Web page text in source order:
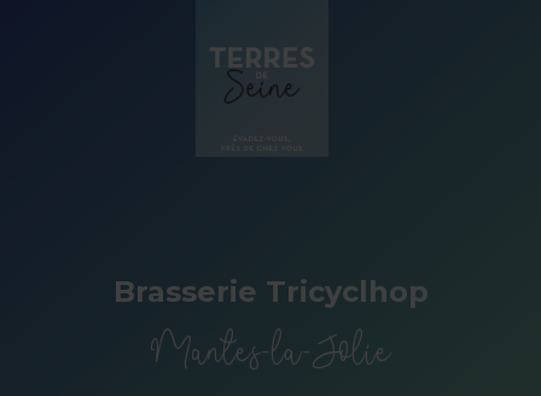
Brasserie Tricyclhop
Mantes-la-Jolie